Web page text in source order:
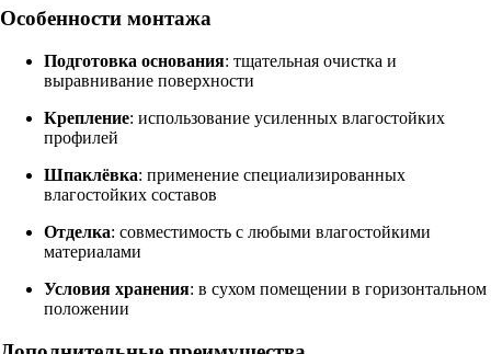
Особенности монтажа
Подготовка основания: тщательная очистка и
выравнивание поверхности
Крепление: использование усиленных влагостойких
профилей
Шпаклёвка: применение специализированных
влагостойких составов
Отделка: совместимость с любыми влагостойкими
материалами
Условия хранения: в сухом помещении в горизонтальном
положении